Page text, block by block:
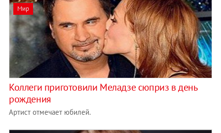
Мир
Коллеги приготовили Меладзе сюприз в день
рождения
Артист отмечает юбилей.